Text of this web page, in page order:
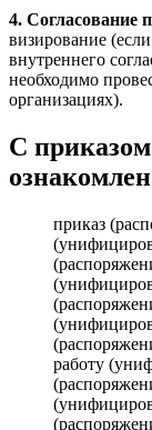
4. Согласование
визирование
внутреннего
необходимо
организациях).
С
ознакомлен
приказ
работу